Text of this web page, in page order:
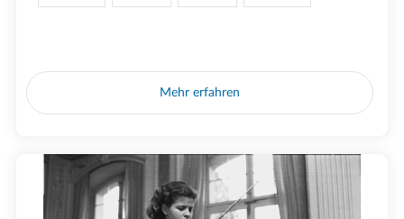
Mehr erfahren